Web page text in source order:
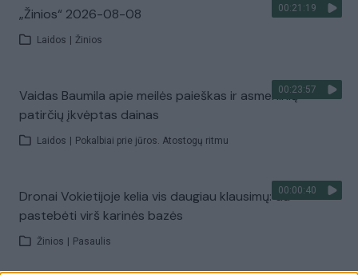
00:21:19
„Žinios“ 2026-08-08
Laidos Žinios
00:23:57
Vaidas Baumila apie meilės paieškas ir asmeninių
patirčių įkvėptas dainas
Laidos Pokalbiai prie jūros. Atostogų ritmu
00:00:40
Dronai Vokietijoje kelia vis daugiau klausimų: du
pastebėti virš karinės bazės
Žinios Pasaulis